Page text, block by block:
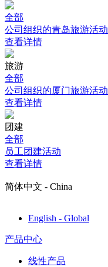
全部
公司组织的青岛旅游活动
查看详情
旅游
全部
公司组织的厦门旅游活动
查看详情
团建
全部
员工团建活动
查看详情
简体中文 - China
English - Global
产品中心
线性产品